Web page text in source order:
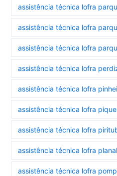
assistência técnica lofra
assistência técnica lofra
assistência técnica lofra
assistência técnica lofra
assistência técnica lofra
assistência técnica lofra
assistência técnica lofra
assistência técnica lofra
assistência técnica lofra